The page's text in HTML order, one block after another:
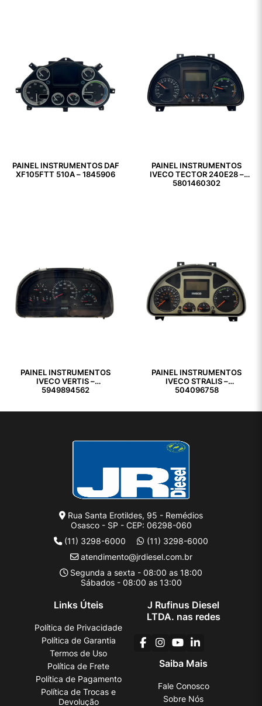
PAINEL INSTRUMENTOS DAF
XF105FTT 510A – 1845906
PAINEL INSTRUMENTOS
IVECO TECTOR 240E28 –
5801460302
PAINEL INSTRUMENTOS
IVECO VERTIS –
5949894562
PAINEL INSTRUMENTOS
IVECO STRALIS –
504096758
Rua Santa Erotildes, 95 - Remédios
Osasco - SP - CEP: 06298-060
(11) 3298-6000
(11) 3298-6000
atendimento@jrdiesel.com.br
Segunda a sexta - 08:00 as 18:00
Sábados - 08:00 as 13:00
Links Úteis
Política de Privacidade
Política de Garantia
Termos de Uso
Política de Frete
Política de Pagamento
Política de Trocas e
Devolução
J Rufinus Diesel
LTDA. nas redes
Saiba Mais
Fale Conosco
Sobre Nós